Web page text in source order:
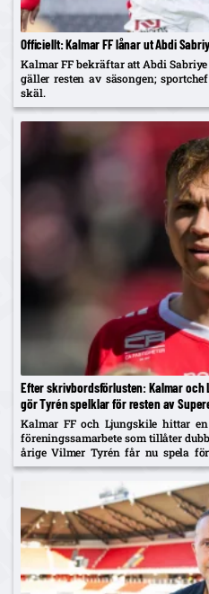
Officiellt: Kalmar FF lånar ut Abdi
Kalmar FF bekräftar att Abdi
gäller resten av säsongen;
skäl.
Efter skrivbordsförlusten: Kalmar och
gör Tyrén spelklar för resten av
Kalmar FF och Ljungskile hittar
föreningssamarbete som tillåter
årige Vilmer Tyrén får nu spela
SvFF:s 3–0-beslut mot Sandviken.